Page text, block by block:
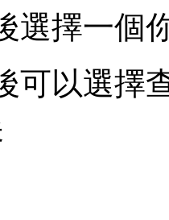
選擇一個
可以選擇